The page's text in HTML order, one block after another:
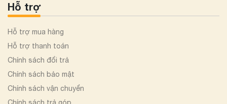
Hỗ trợ
Hỗ trợ mua hàng
Hỗ trợ thanh toán
Chính sách đổi trả
Chính sách bảo mật
Chính sách vận chuyển